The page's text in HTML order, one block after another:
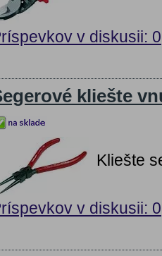
v diskusii: 0
kliešte
Kliešte
v diskusii: 0